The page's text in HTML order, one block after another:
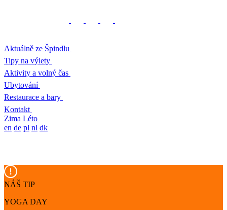
Aktuálně ze Špindlu
Tipy na výlety
Aktivity a volný čas
Ubytování
Restaurace a bary
Kontakt
Zima Léto
en de pl nl dk
NÁŠ TIP
YOGA DAY